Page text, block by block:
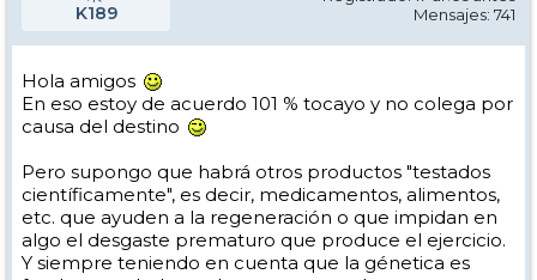
K189
Mensajes: 741
Hola amigos
En eso estoy de acuerdo 101 % tocayo y no colega por
causa del destino
Pero supongo que habrá otros productos "testados
científicamente", es decir, medicamentos, alimentos,
etc. que ayuden a la regeneración o que impidan en
algo el desgaste prematuro que produce el ejercicio.
Y siempre teniendo en cuenta que la génetica es